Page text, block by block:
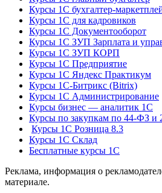
Курсы 1С бухгалтер-
Курсы 1С для кадровиков
Курсы 1С Документооборот
Курсы 1С ЗУП Зарплата и
Курсы 1С ЗУП КОРП
Курсы 1С Предприятие
Курсы 1С Яндекс Практикум
Курсы 1С-Битрикс (Bitrix)
Курсы 1С Администрирование
Курсы бизнес — аналитик 1С
Курсы по закупкам по 44‑ФЗ и
Курсы 1С Розница 8.3
Курсы 1С Склад
Бесплатные курсы 1С
Реклама, информация о
материале.